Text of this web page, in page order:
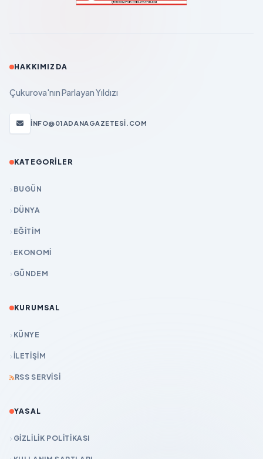
HAKKIMIZDA
Çukurova'nın Parlayan Yıldızı
INFO@01ADANAGAZETESI.COM
KATEGORILER
BUGÜN
DÜNYA
EĞİTİM
EKONOMİ
GÜNDEM
KURUMSAL
KÜNYE
İLETIŞIM
RSS SERVISI
YASAL
GIZLILIK POLITIKASI